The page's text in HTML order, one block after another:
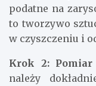
podatne na
to tworzywo
w czyszczeniu i
Krok 2: Pomiar
należy